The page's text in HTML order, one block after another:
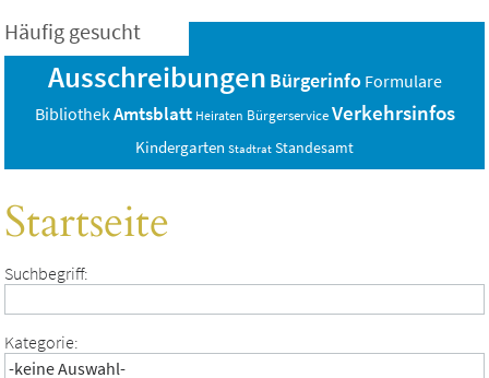
Häufig gesucht
Ausschreibungen Bürgerinfo Formulare
BibliothekAmtsblatt Heiraten Bürgerservice Verkehrsinfos
Kindergarten Stadtrat Standesamt
Startseite
Suchbegriff:
Kategorie: